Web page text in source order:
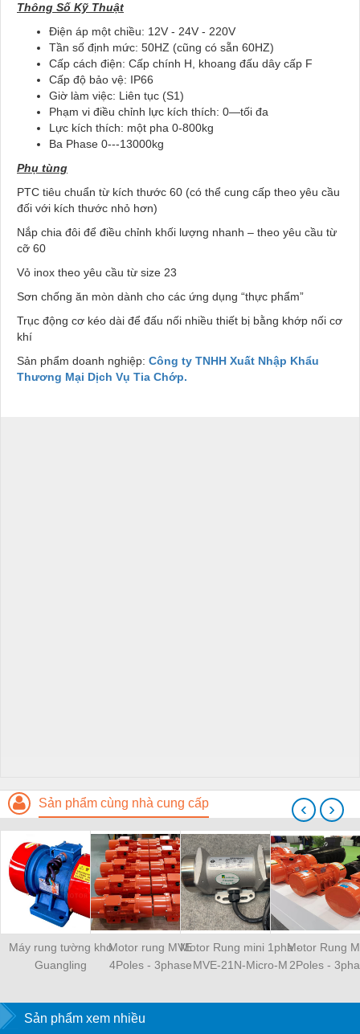
Thông Số Kỹ Thuật
Điện áp một chiều: 12V - 24V - 220V
Tần số định mức: 50HZ (cũng có sẵn 60HZ)
Cấp cách điện: Cấp chính H, khoang đấu dây cấp F
Cấp độ bảo vệ: IP66
Giờ làm việc: Liên tục (S1)
Phạm vi điều chỉnh lực kích thích: 0—tối đa
Lực kích thích: một pha 0-800kg
Ba Phase 0---13000kg
Phụ tùng
PTC tiêu chuẩn từ kích thước 60 (có thể cung cấp theo yêu cầu
đối với kích thước nhỏ hơn)
Nắp chia đôi để điều chỉnh khối lượng nhanh – theo yêu cầu từ
cỡ 60
Vỏ inox theo yêu cầu từ size 23
Sơn chống ăn mòn dành cho các ứng dụng “thực phẩm”
Trục động cơ kéo dài để đấu nối nhiều thiết bị bằng khớp nối cơ
khí
Sản phẩm doanh nghiệp: Công ty TNHH Xuất Nhập Khẩu
Thương Mại Dịch Vụ Tia Chớp.
Sản phẩm cùng nhà cung cấp
Máy rung tường kho
Guangling
Motor rung MVE
4Poles - 3phase
Motor Rung mini 1pha -
MVE-21N-Micro-M
Motor Rung
2Poles -
‹ ›
Sản phẩm xem nhiều